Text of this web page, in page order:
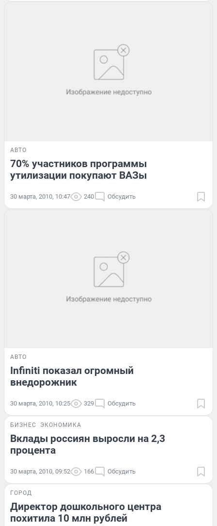
АВТО
70% участников программы
утилизации покупают ВАЗы
30 марта, 2010, 10:47 240 Обсудить
АВТО
Infiniti показал огромный
внедорожник
30 марта, 2010, 10:25 329 Обсудить
БИЗНЕС ЭКОНОМИКА
Вклады россиян выросли на 2,3
процента
30 марта, 2010, 09:52 166 Обсудить
ГОРОД
Директор дошкольного центра
похитила 10 млн рублей